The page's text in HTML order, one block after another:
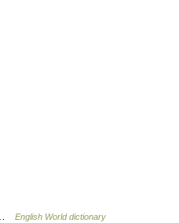
English World dictionary